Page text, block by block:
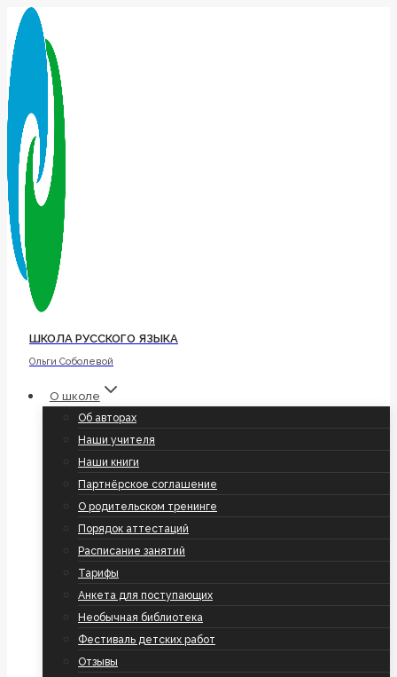
Перейти
содержимому
ШКОЛА РУССКОГО ЯЗЫКА
Ольги Соболевой
О школе
Об авторах
Наши учителя
Наши книги
Партнёрское соглашение
О родительском тренинге
Порядок аттестаций
Расписание занятий
Тарифы
Анкета для поступающих
Необычная библиотека
Фестиваль детских работ
Отзывы